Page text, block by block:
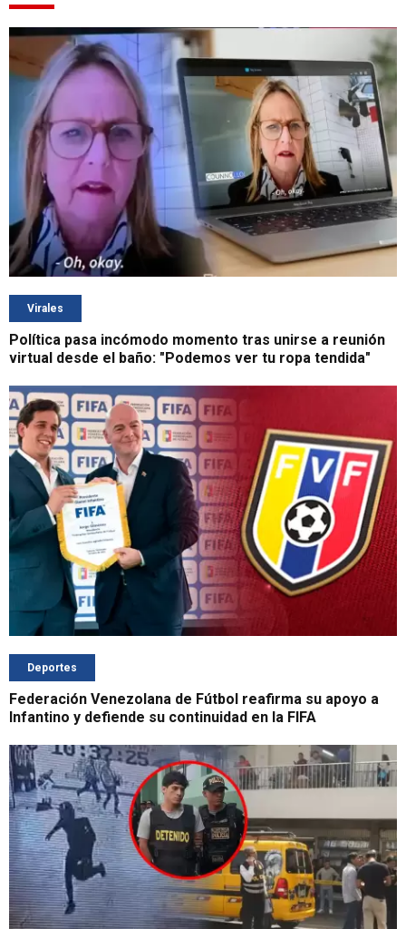
Virales
Política pasa incómodo momento tras unirse a reunión
virtual desde el baño: "Podemos ver tu ropa tendida"
Deportes
Federación Venezolana de Fútbol reafirma su apoyo a
Infantino y defiende su continuidad en la FIFA